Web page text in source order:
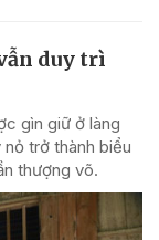
duy trì
gìn giữ ở làng
trở thành biểu
thượng võ.